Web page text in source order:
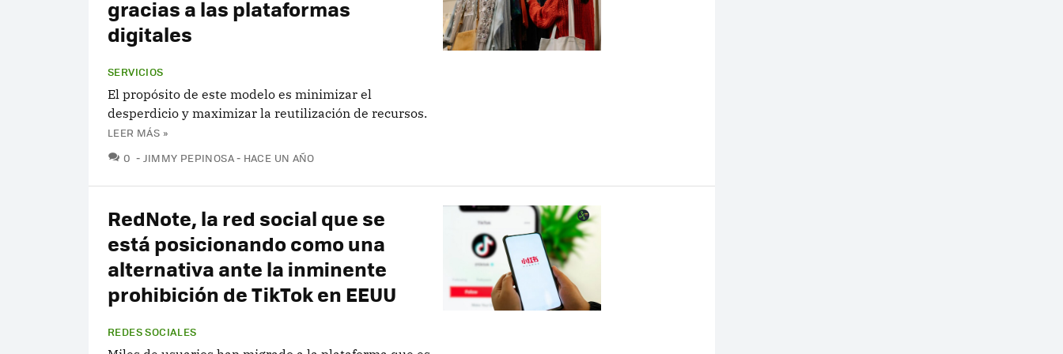
gracias a las plataformas
digitales
SERVICIOS
El propósito de este modelo es minimizar el
desperdicio y maximizar la reutilización de recursos.
LEER MÁS »
0 COMENTARIOS
JIMMY PEPINOSA HACE UN AÑO
RedNote, la red social que se
está posicionando como una
alternativa ante la inminente
prohibición de TikTok en EEUU
REDES SOCIALES